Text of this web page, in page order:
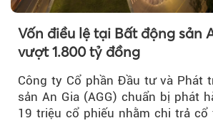
Vốn điều lệ tại Bất động sản
vượt 1.800 tỷ đồng
Công ty Cổ phần Đầu tư và Phát
sản An Gia (AGG) chuẩn bị phát
19 triệu cổ phiếu nhằm chi trả cổ